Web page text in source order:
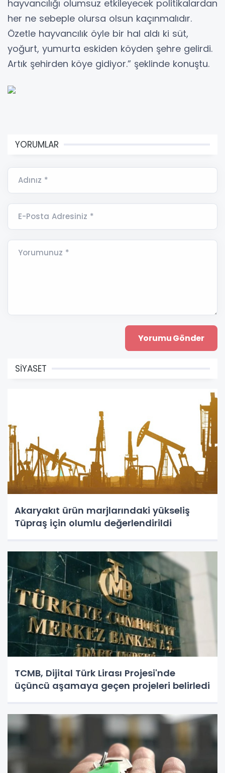
hayvancılığı olumsuz etkileyecek politikalardan
her ne sebeple olursa olsun kaçınmalıdır.
Özetle hayvancılık öyle bir hal aldı ki süt,
yoğurt, yumurta eskiden köyden şehre gelirdi.
Artık şehirden köye gidiyor.” şeklinde konuştu.
YORUMLAR
Adınız *
E-Posta Adresiniz *
Yorumunuz *
SİYASET
Akaryakıt ürün marjlarındaki yükseliş
Tüpraş için olumlu değerlendirildi
TCMB, Dijital Türk Lirası Projesi'nde
üçüncü aşamaya geçen projeleri belirledi